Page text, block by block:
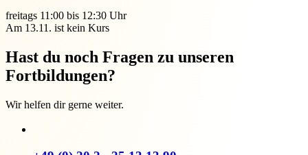
freitags 11:00 bis 12:30 Uhr
Am 13.11. ist kein Kurs
Hast du noch Fragen zu unseren
Fortbildungen?
Wir helfen dir gerne weiter.